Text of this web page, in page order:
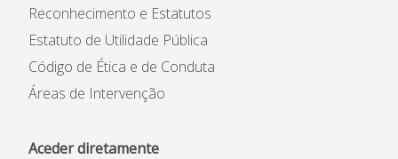
Reconhecimento e Estatutos
Estatuto de Utilidade Pública
Código de Ética e de Conduta
Áreas de Intervenção
Aceder diretamente